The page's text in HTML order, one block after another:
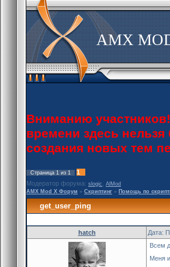
AMX
Вниманию
времени здесь
создания новых тем
Страница 1 из 1
1
Модератор форума: slogic
AlMod
AMX Mod X Форум » Скриптинг » Помощь по
get_user_ping
hatch Дата:
Всем
Меня